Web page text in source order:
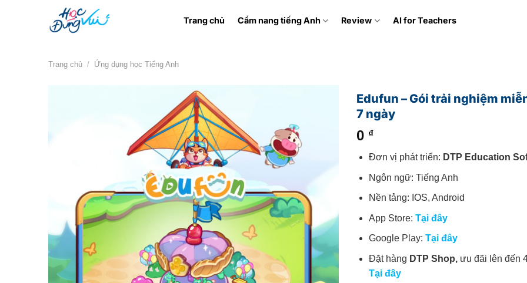
Trang chủ Cẩm nang tiếng Anh Review AI for Teachers
Trang chủ / Ứng dụng học Tiếng Anh
Edufun – Gói trải nghiệm
7 ngày
0 ₫
Đơn vị phát triển: DTP Education
Ngôn ngữ: Tiếng Anh
Nền tảng: IOS, Android
App Store:Tại đây
Google Play:Tại đây
Đặt hàng DTP Shop, ưu đãi lên đến
Tại đây